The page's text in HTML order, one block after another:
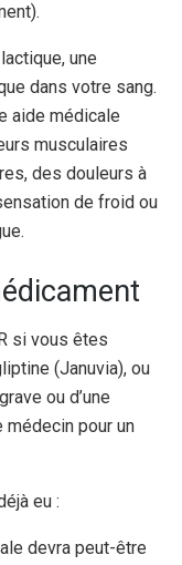
une
dans votre sang.
aide médicale
musculaires
des douleurs à
de froid ou
si vous êtes
(Januvia), ou
ou d’une
pour un
eu :
devra peut-être